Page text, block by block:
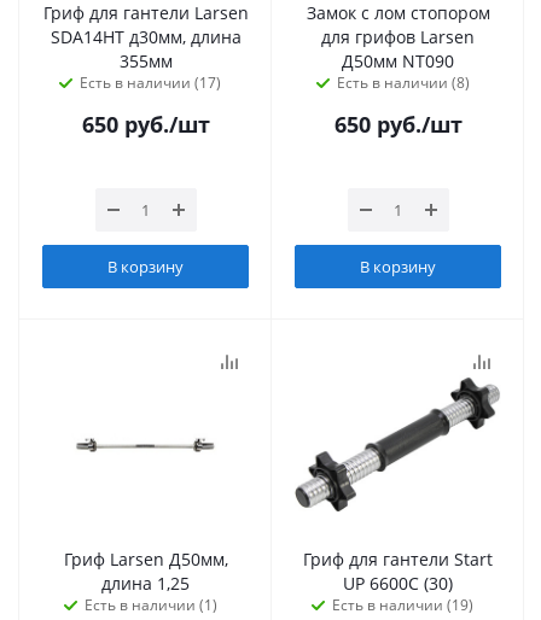
Гриф для гантели Larsen
SDA14HT д30мм, длина
355мм
Есть в наличии (17)
650руб./шт
В корзину
Замок с лом стопором
для грифов Larsen
Д50мм NT090
Есть в наличии (8)
650руб./шт
В корзину
Гриф Larsen Д50мм,
длина 1,25
Есть в наличии (1)
Гриф для гантели Start
UP 6600С (30)
Есть в наличии (19)